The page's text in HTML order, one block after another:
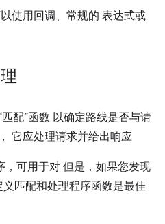
使用回调、常规的 表达式或
配”函数 以确定路线是否与请
它应处理请求并给出响应
可用于对 但是，如果您发现
匹配和处理程序函数是最佳